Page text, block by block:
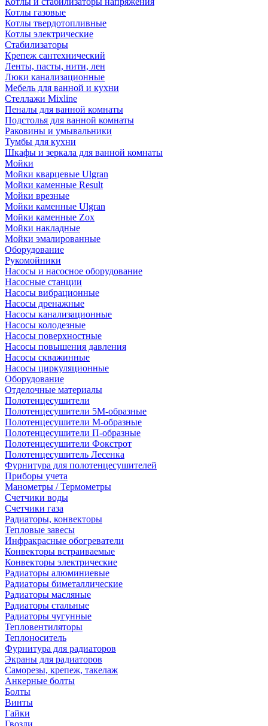
Котлы газовые
Котлы твердотопливные
Котлы электрические
Стабилизаторы
Крепеж сантехнический
Ленты, пасты, нити, лен
Люки канализационные
Мебель для ванной и кухни
Стеллажи Mixline
Пеналы для ванной комнаты
Подстолья для ванной комнаты
Раковины и умывальники
Тумбы для кухни
Шкафы и зеркала для ванной комнаты
Мойки
Мойки кварцевые Ulgran
Мойки каменные Result
Мойки врезные
Мойки каменные Ulgran
Мойки каменные Zox
Мойки накладные
Мойки эмалированные
Оборудование
Рукомойники
Насосы и насосное оборудование
Насосные станции
Насосы вибрационные
Насосы дренажные
Насосы канализационные
Насосы колодезные
Насосы поверхностные
Насосы повышения давления
Насосы скважинные
Насосы циркуляционные
Оборудование
Отделочные материалы
Полотенцесушители
Полотенцесушители 5М-образные
Полотенцесушители М-образные
Полотенцесушители П-образные
Полотенцесушители Фокстрот
Полотенцесушитель Лесенка
Фурнитура для полотенцесушителей
Приборы учета
Манометры / Термометры
Счетчики воды
Счетчики газа
Радиаторы, конвекторы
Тепловые завесы
Инфракрасные обогреватели
Конвекторы встраиваемые
Конвекторы электрические
Радиаторы алюминиевые
Радиаторы биметаллические
Радиаторы масляные
Радиаторы стальные
Радиаторы чугунные
Тепловентиляторы
Теплоноситель
Фурнитура для радиаторов
Экраны для радиаторов
Саморезы, крепеж, такелаж
Анкерные болты
Болты
Винты
Гайки
Гвозди